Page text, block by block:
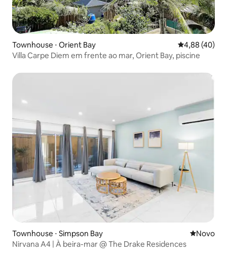
Townhouse ⋅ Orient Bay 4,88 de uma
4,88 (40)
Villa Carpe Diem em frente ao mar, Orient Bay, piscine
Townhouse ⋅ Simpson Bay Novo
Novo
Nirvana A4 | À beira-mar @ The Drake Residences